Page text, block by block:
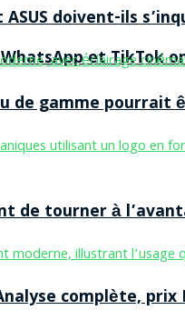
et
doivent-ils
de gamme pourrait
de tourner à
complète, prix